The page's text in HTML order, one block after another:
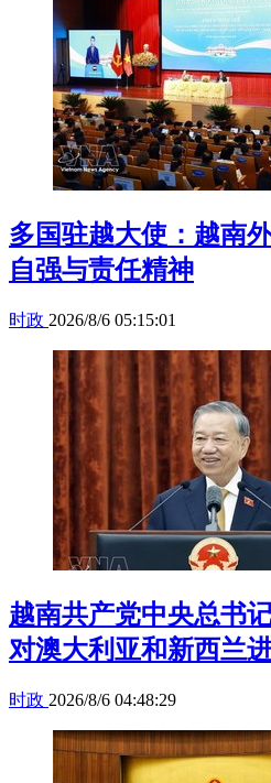
多国驻越大使：越南
自强与责任精神
时政 2026/8/6 05:15:01
越南共产党中央总书
对澳大利亚和新西兰
时政 2026/8/6 04:48:29